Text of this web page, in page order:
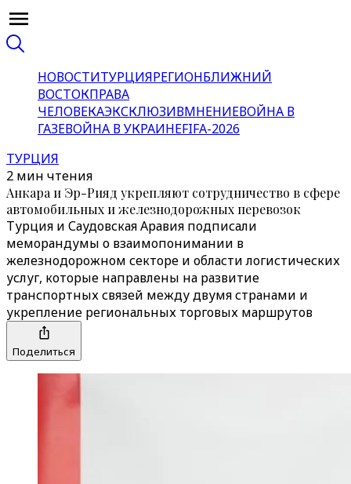
НОВОСТИТУРЦИЯРЕГИОНБЛИЖНИЙ
ВОСТОКПРАВА
ЧЕЛОВЕКАЭКСКЛЮЗИВМНЕНИЕВОЙНА В
ГАЗЕВОЙНА В УКРАИНЕFIFA-2026
ТУРЦИЯ
2 мин чтения
Анкара и Эр-Рияд укрепляют сотрудничество в сфере
автомобильных и железнодорожных перевозок
Турция и Саудовская Аравия подписали
меморандумы о взаимопонимании в
железнодорожном секторе и области логистических
услуг, которые направлены на развитие
транспортных связей между двумя странами и
укрепление региональных торговых маршрутов
Поделиться